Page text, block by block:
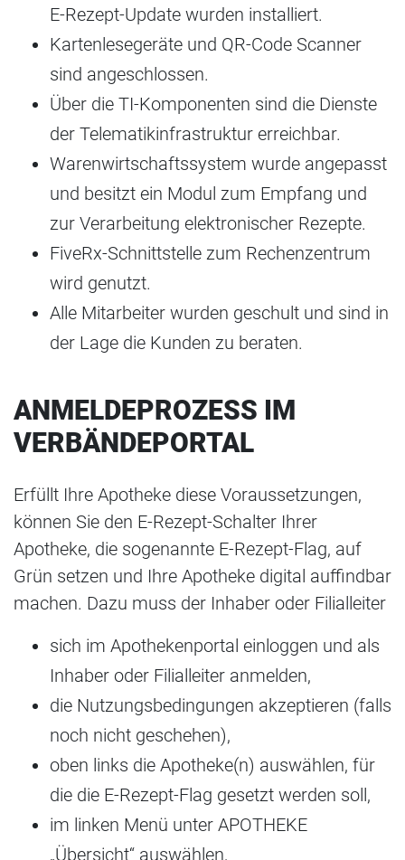
E-Rezept-Update wurden installiert.
Kartenlesegeräte und QR-Code Scanner
sind angeschlossen.
Über die TI-Komponenten sind die Dienste
der Telematikinfrastruktur erreichbar.
Warenwirtschaftssystem wurde angepasst
und besitzt ein Modul zum Empfang und
zur Verarbeitung elektronischer Rezepte.
FiveRx-Schnittstelle zum Rechenzentrum
wird genutzt.
Alle Mitarbeiter wurden geschult und sind in
der Lage die Kunden zu beraten.
ANMELDEPROZESS IM
VERBÄNDEPORTAL
Erfüllt Ihre Apotheke diese Voraussetzungen,
können Sie den E-Rezept-Schalter Ihrer
Apotheke, die sogenannte E-Rezept-Flag, auf
Grün setzen und Ihre Apotheke digital auffindbar
machen. Dazu muss der Inhaber oder Filialleiter
sich im Apothekenportal einloggen und als
Inhaber oder Filialleiter anmelden,
die Nutzungsbedingungen akzeptieren (falls
noch nicht geschehen),
oben links die Apotheke(n) auswählen, für
die die E-Rezept-Flag gesetzt werden soll,
im linken Menü unter APOTHEKE
„Übersicht“ auswählen,